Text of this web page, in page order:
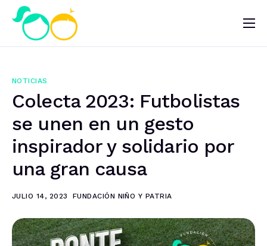
Nosotros
Noticias
NOTICIAS
Colecta 2023: Futbolistas
se unen en un gesto
inspirador y solidario por
una gran causa
JULIO 14, 2023 FUNDACIÓN NIÑO Y PATRIA